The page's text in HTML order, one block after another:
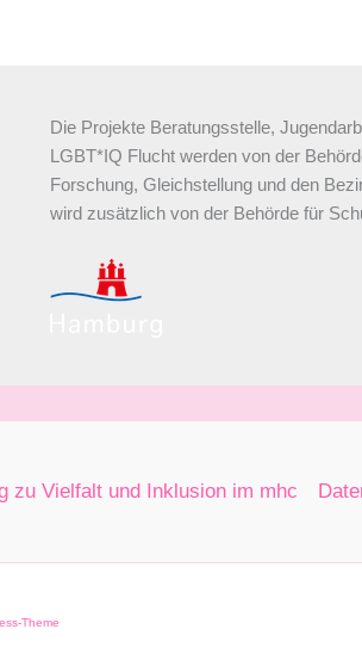
Die Projekte Beratungsstelle,
LGBT*IQ Flucht werden von der
Forschung, Gleichstellung und den
wird zusätzlich von der Behörde für
zu Vielfalt und Inklusion im mhc
Theme